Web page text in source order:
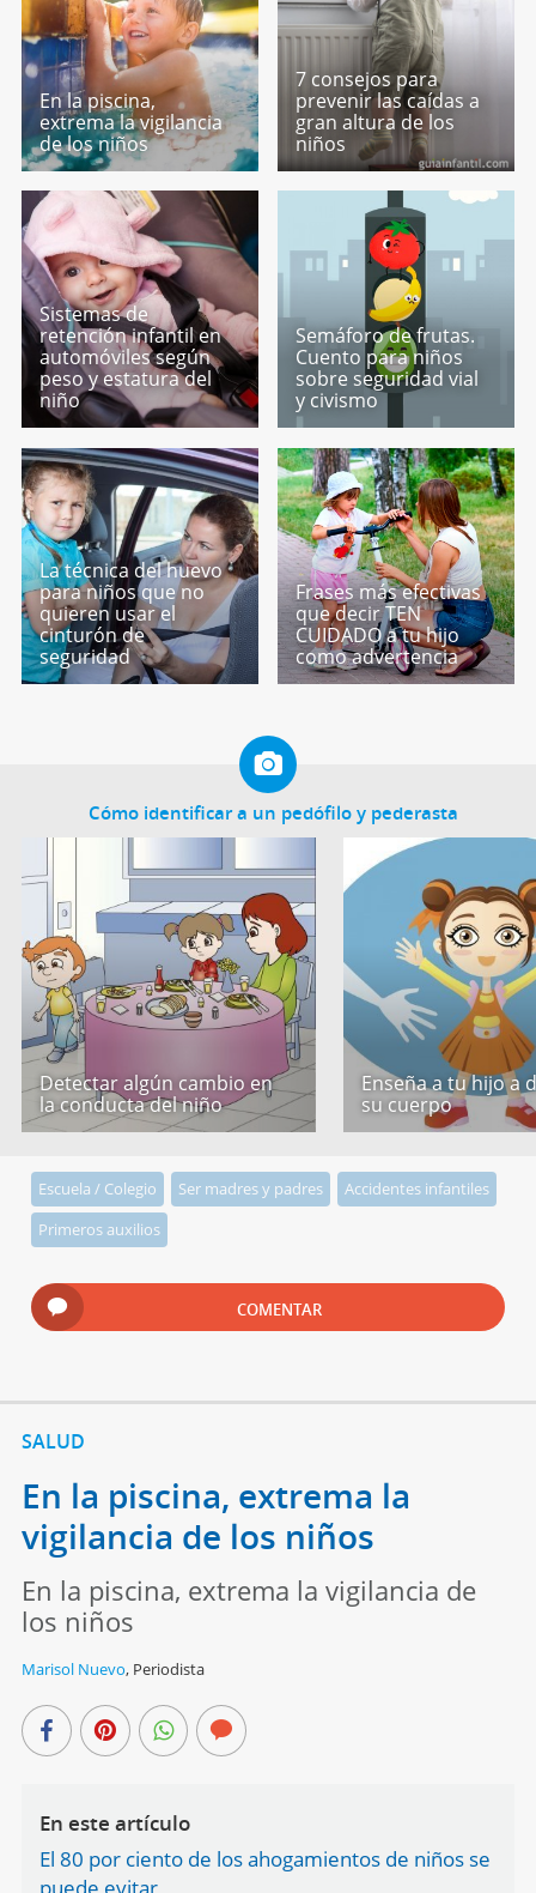
En la piscina,
extrema la vigilancia
de los niños
7 consejos para
prevenir las caídas a
gran altura de los
niños
Sistemas de
retención infantil en
automóviles según
peso y estatura del
niño
Semáforo de frutas.
Cuento para niños
sobre seguridad vial
y civismo
La técnica del huevo
para niños que no
quieren usar el
cinturón de
seguridad
Frases más efectivas
que decir TEN
CUIDADO a tu hijo
como advertencia
Cómo identificar a un pedófilo y pederasta
Detectar algún cambio en
la conducta del niño
Enseña a tu hijo a
su cuerpo
Escuela / Colegio Ser madres y padres
Accidentes infantiles
Primeros auxilios
COMENTAR
SALUD
En la piscina, extrema la
vigilancia de los niños
En la piscina, extrema la vigilancia de
los niños
Marisol Nuevo, Periodista
En este artículo
El 80 por ciento de los ahogamientos de niños se
puede evitar